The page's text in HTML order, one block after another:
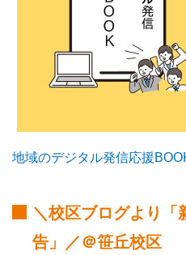
地域のデジタル発信応援
＼校区ブログより「
告」／＠笹丘校区